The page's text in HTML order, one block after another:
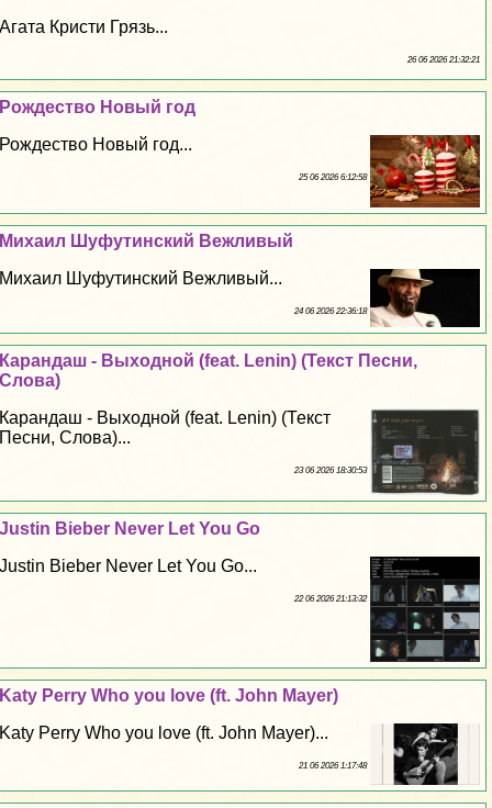
Агата Кристи Грязь...
26 06 2026 21:32:21
Рождество Новый год
Рождество Новый год...
25 06 2026 6:12:58
Михаил Шуфутинский Вежливый
Михаил Шуфутинский Вежливый...
24 06 2026 22:36:18
Карандаш - Выходной (feat. Lenin) (Текст Песни,
Слова)
Карандаш - Выходной (feat. Lenin) (Текст
Песни, Слова)...
23 06 2026 18:30:53
Justin Bieber Never Let You Go
Justin Bieber Never Let You Go...
22 06 2026 21:13:32
Katy Perry Who you love (ft. John Mayer)
Katy Perry Who you love (ft. John Mayer)...
21 06 2026 1:17:48